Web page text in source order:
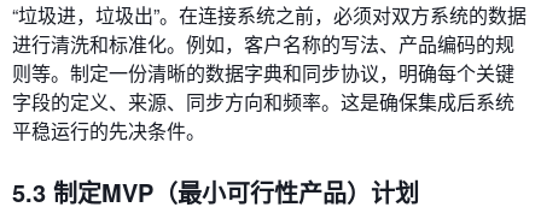
“垃圾进，垃圾出”。在连接系统之前，必须对双方系统的数据
进行清洗和标准化。例如，客户名称的写法、产品编码的规
则等。制定一份清晰的数据字典和同步协议，明确每个关键
字段的定义、来源、同步方向和频率。这是确保集成后系统
平稳运行的先决条件。
5.3 制定MVP（最小可行性产品）计划